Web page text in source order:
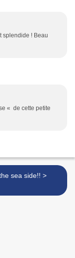
splendide ! Beau
« de cette petite
By the sea side!! >